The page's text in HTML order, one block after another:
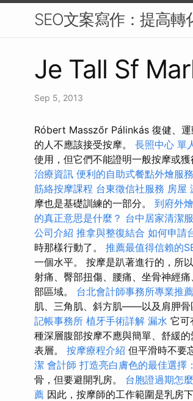
SEO文案寫作：提高
Je Tall Sf
Sep 5, 2013
Róbert Masszőr Pálinkás 復健、運
的人不應該接受按摩。 長照中心 單
使用，但它們不能證明一般按摩或獲
治療資訊 便利的自助式餐點外燴服務
筋絡按摩課程 台東徵信社服務 房屋
摩也是基礎訓練的一部分。 到府外
的真正意思是什麼？ 台中居家清潔
公司介紹 推拿與整復結合 如何申請
時那樣行動了。 推薦最值得信賴的
一個水平。 按摩是趴著進行的，所
射痛、臀部扭傷、腰痛、坐骨神經痛
部區域。 台北會計師事務所專業推薦
肌、三角肌、斜方肌——以及肩胛骨
記帳事務所 植牙手術詳解 漏水 它可
種深層腹部按摩不應與簡單、舒緩
表層。 按摩療程介紹 但平滑時不要
潔 會計師 打造亮白膚色的最佳選擇
骨，但要避開乳房。 台胞證過期怎
薦 因此，按摩師的工作範圍是乳房